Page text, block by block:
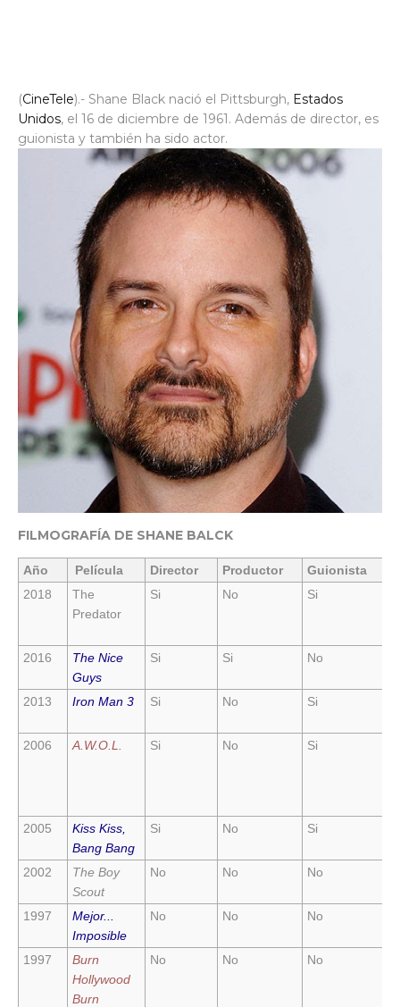
(CineTele).- Shane Black nació el Pittsburgh, Estados
Unidos, el 16 de diciembre de 1961. Además de director, es
guionista y también ha sido actor.
FILMOGRAFÍA DE SHANE BALCK
Año Película Director Productor Guionista
2018
The
Predator
Si No Si
2016
The Nice
Guys
Si Si No
2013 Iron Man 3 Si No Si
2006 A.W.O.L. Si No Si
2005
Kiss Kiss,
Bang Bang
Si No Si
2002
The Boy
Scout
No No No
1997
Mejor...
Imposible
No No No
1997
Burn
Hollywood
Burn
No No No